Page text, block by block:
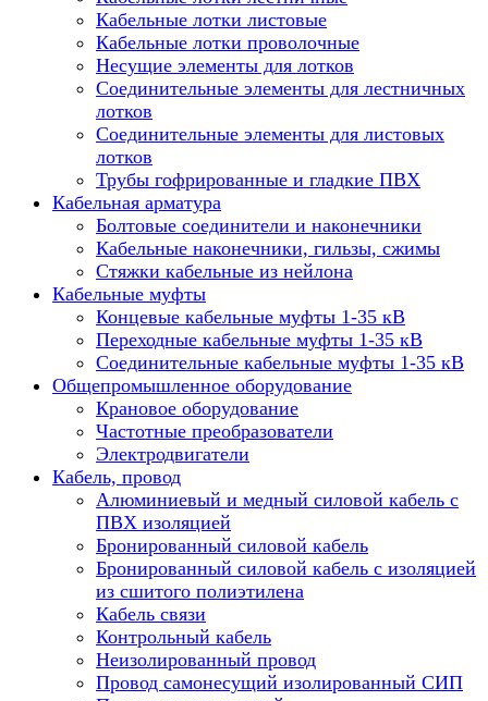
Кабельные лотки листовые
Кабельные лотки проволочные
Несущие элементы для лотков
Соединительные элементы для лестничных
лотков
Соединительные элементы для листовых
лотков
Трубы гофрированные и гладкие ПВХ
Кабельная арматура
Болтовые соединители и наконечники
Кабельные наконечники, гильзы, сжимы
Стяжки кабельные из нейлона
Кабельные муфты
Концевые кабельные муфты 1-35 кВ
Переходные кабельные муфты 1-35 кВ
Соединительные кабельные муфты 1-35 кВ
Общепромышленное оборудование
Крановое оборудование
Частотные преобразователи
Электродвигатели
Кабель, провод
Алюминиевый и медный силовой кабель с
ПВХ изоляцией
Бронированный силовой кабель
Бронированный силовой кабель с изоляцией
из сшитого полиэтилена
Кабель связи
Контрольный кабель
Неизолированный провод
Провод самонесущий изолированный СИП